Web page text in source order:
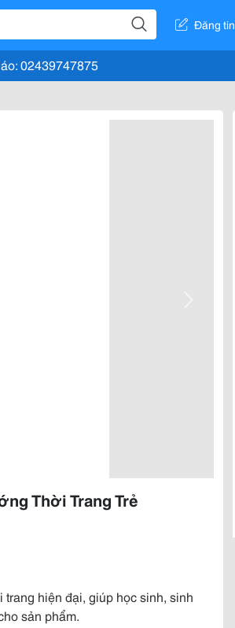
Đăng tin
02439747875
Thời Trang Trẻ
hiện đại, giúp học sinh, sinh
sản phẩm.